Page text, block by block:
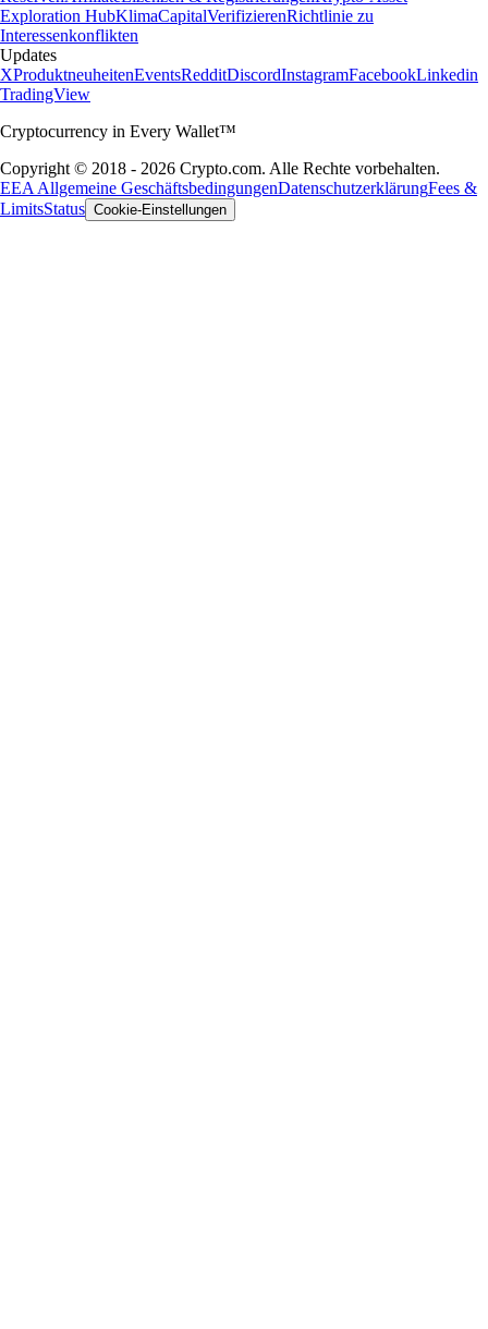
Exploration HubKlimaCapitalVerifizierenRichtlinie zu
Interessenkonflikten
Updates
XProduktneuheitenEventsRedditDiscordInstagramFacebookLinkedin
TradingView
Cryptocurrency in Every Wallet™
Copyright © 2018 - 2026 Crypto.com. Alle Rechte vorbehalten.
EEA Allgemeine GeschäftsbedingungenDatenschutzerklärungFees &
LimitsStatus Cookie-Einstellungen